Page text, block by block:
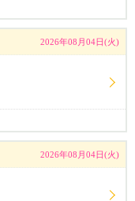
2026年08月04日(火)
2026年08月04日(火)